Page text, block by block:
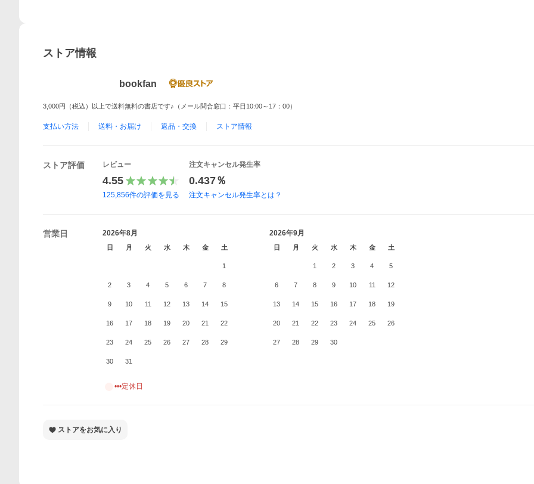
ストア情報
bookfan
3,000円（税込）以上で送料無料の書店です♪（メール問合窓口：平日10:00～17：00）
支払い方法 送料・お届け 返品・交換 ストア情報
ストア評価 レビュー
4.55
125,856件の評価を見る
注文キャンセル発生率
0.437％
注文キャンセル発生率とは？
営業日 2026年8月
日 月 火 水 木 金 土
1
2 3 4 5 6 7 8
9 10 11 12 13 14 15
16 17 18 19 20 21 22
23 24 25 26 27 28 29
30 31
2026年9月
日 月 火 水 木 金 土
1 2 3 4 5
6 7 8 9 10 11 12
13 14 15 16 17 18 19
20 21 22 23 24 25 26
27 28 29 30
•••定休日
ストアをお気に入り